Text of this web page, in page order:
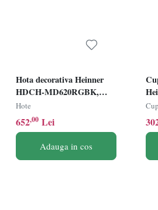
Hota decorativa Heinner
HDCH-MD620RGBK,
Latime 60cm, Capacitate
absorbtie 620m³/h, 4 trepte
de viteza, 1 filtru aluminiu,
Control Touch, Sticla
neagra
Hote
652,00 Lei
Adauga in cos